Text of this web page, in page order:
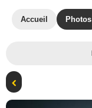
Accueil Photos